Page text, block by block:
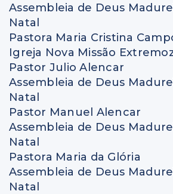
Assembleia de Deus
Natal
Pastora Maria Cristina
Igreja Nova Missão
Pastor Julio Alencar
Assembleia de Deus
Natal
Pastor Manuel Alencar
Assembleia de Deus
Natal
Pastora Maria da Glória
Assembleia de Deus
Natal